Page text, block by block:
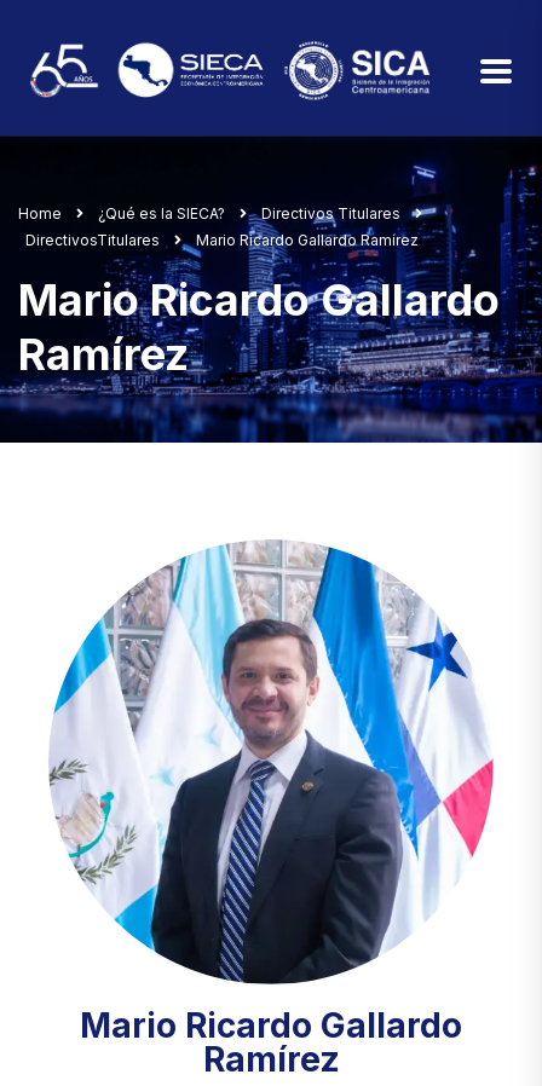
Home ¿Qué es la SIECA?
Directivos Titulares
DirectivosTitulares
Mario Ricardo Gallardo Ramírez
Mario Ricardo Gallardo
Ramírez
Mario Ricardo Gallardo
Ramírez